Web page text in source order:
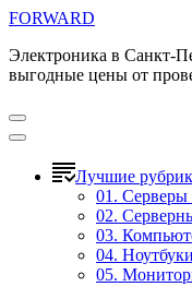
FORWARD
Электроника в Санкт-
выгодные цены от
Лучшие
01.
02.
03.
04.
05.